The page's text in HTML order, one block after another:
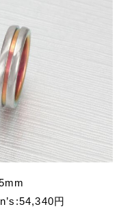
円